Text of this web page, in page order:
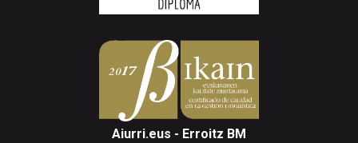
Aiurri.eus - Erroitz BM